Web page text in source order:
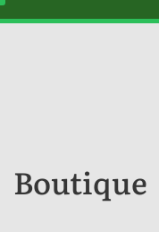
Boutique